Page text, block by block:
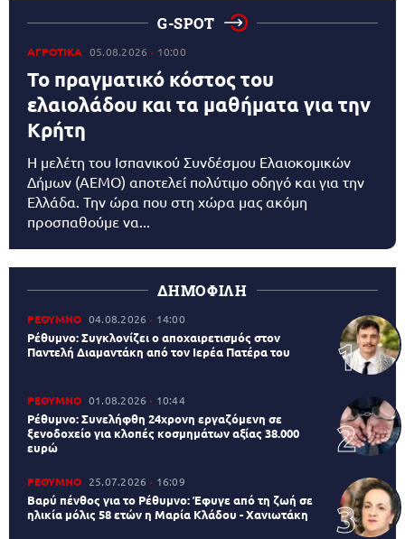
G-SPOT
ΑΓΡΟΤΙΚΑ 05.08.2026 10:00
Το πραγματικό κόστος του
ελαιολάδου και τα μαθήματα για την
Κρήτη
Η μελέτη του Ισπανικού Συνδέσμου Ελαιοκομικών
Δήμων (AEMO) αποτελεί πολύτιμο οδηγό και για την
Ελλάδα. Την ώρα που στη χώρα μας ακόμη
προσπαθούμε να...
ΔΗΜΟΦΙΛΗ
ΡΕΘΥΜΝΟ 04.08.2026 14:00
Ρέθυμνο: Συγκλονίζει ο αποχαιρετισμός στον
Παντελή Διαμαντάκη από τον Ιερέα Πατέρα του
ΡΕΘΥΜΝΟ 01.08.2026 10:44
Ρέθυμνο: Συνελήφθη 24χρονη εργαζόμενη σε
ξενοδοχείο για κλοπές κοσμημάτων αξίας 38.000
ευρώ
ΡΕΘΥΜΝΟ 25.07.2026 16:09
Βαρύ πένθος για το Ρέθυμνο: Έφυγε από τη ζωή σε
ηλικία μόλις 58 ετών η Μαρία Κλάδου - Χανιωτάκη